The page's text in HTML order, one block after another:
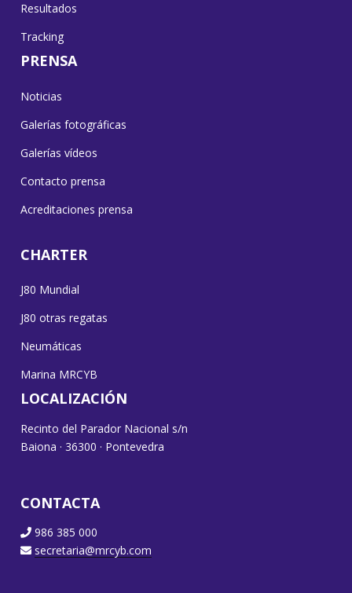
Resultados
Tracking
PRENSA
Noticias
Galerías fotográficas
Galerías vídeos
Contacto prensa
Acreditaciones prensa
CHARTER
J80 Mundial
J80 otras regatas
Neumáticas
Marina MRCYB
LOCALIZACIÓN
Recinto del Parador Nacional s/n
Baiona · 36300 · Pontevedra
CONTACTA
986 385 000
secretaria@mrcyb.com